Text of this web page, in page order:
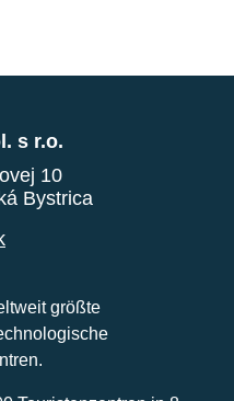
s r.o.
10
Bystrica
größte